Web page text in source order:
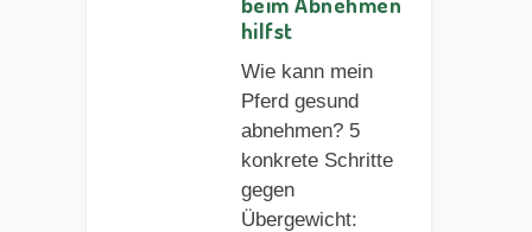
hilfst
Wie kann mein
Pferd gesund
abnehmen? 5
konkrete Schritte
gegen
Übergewicht: